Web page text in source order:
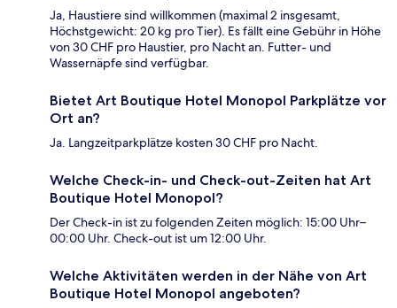
Ja, Haustiere sind willkommen (maximal 2 insgesamt,
Höchstgewicht: 20 kg pro Tier). Es fällt eine Gebühr in Höhe
von 30 CHF pro Haustier, pro Nacht an. Futter- und
Wassernäpfe sind verfügbar.
Bietet Art Boutique Hotel Monopol Parkplätze vor
Ort an?
Ja. Langzeitparkplätze kosten 30 CHF pro Nacht.
Welche Check-in- und Check-out-Zeiten hat Art
Boutique Hotel Monopol?
Der Check-in ist zu folgenden Zeiten möglich: 15:00 Uhr–
00:00 Uhr. Check-out ist um 12:00 Uhr.
Welche Aktivitäten werden in der Nähe von Art
Boutique Hotel Monopol angeboten?